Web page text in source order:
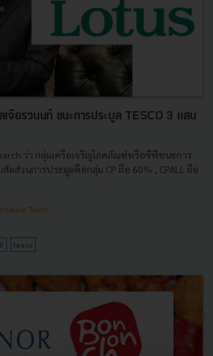
เจียรวนนท์ ชนะการประมูล TESCO 3 แสน
ว่า กลุ่มเครือเจริญโภคภัณฑ์หรือซีพีชนะการ
สัดส่วนการประมูลคือกลุ่ม CP ถือ 60% , CPALL ถือ
Team
tesco